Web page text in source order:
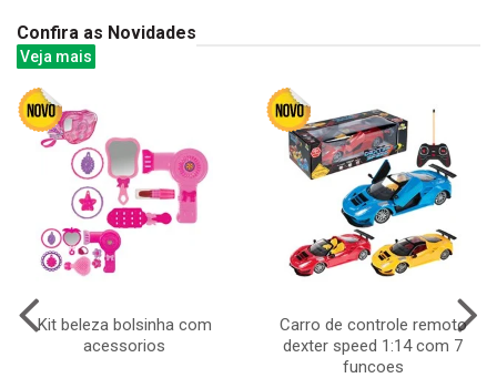
Confira as Novidades
Veja mais
Kit beleza bolsinha com
acessorios
Carro de controle remoto
dexter speed 1:14 com 7
funcoes